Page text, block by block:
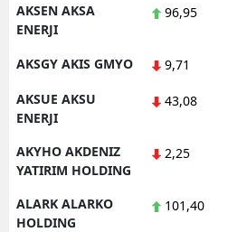
AKSEN AKSA
ENERJI
96,95
AKSGY AKIS GMYO 9,71
AKSUE AKSU
ENERJI
43,08
AKYHO AKDENIZ
YATIRIM HOLDING
2,25
ALARK ALARKO
HOLDING
101,40